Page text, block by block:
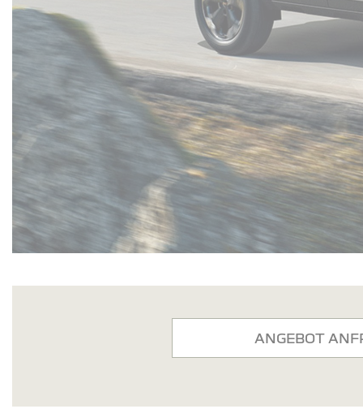
ANGEBOT